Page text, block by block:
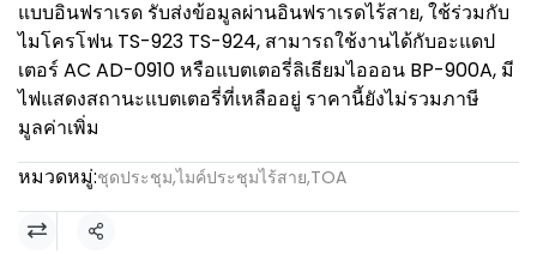
แบบอินฟราเรด รับส่งข้อมูลผ่านอินฟราเรดไร้สาย, ใช้ร่วมกับ
ไมโครโฟน TS-923 TS-924, สามารถใช้งานได้กับอะแดป
เตอร์ AC AD-0910 หรือแบตเตอรี่ลิเธียมไอออน BP-900A, มี
ไฟแสดงสถานะแบตเตอรี่ที่เหลืออยู่ ราคานี้ยังไม่รวมภาษี
มูลค่าเพิ่ม
หมวดหมู่:ชุดประชุม,ไมค์ประชุมไร้สาย,TOA
แชร์